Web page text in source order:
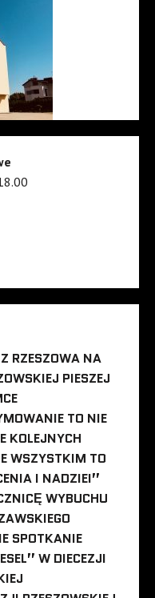
RZESZOWA NA
PIESZEJ
TO NIE
KOLEJNYCH
WSZYSTKIM TO
I NADZIEI”
WYBUCHU
SPOTKANIE
W DIECEZJI